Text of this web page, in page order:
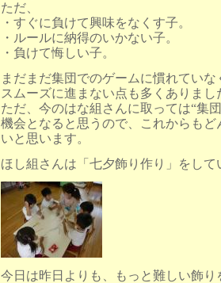
ただ、
・すぐに負けて興味をなくす子。
・ルールに納得のいかない子。
・負けて悔しい子。
まだまだ集団でのゲームに慣れていな
スムーズに進まない点も多くありまし
ただ、今のはな組さんに取っては“集
機会となると思うので、これからも
いと思います。
ほし組さんは「七夕飾り作り」をして
今日は昨日よりも、もっと難しい飾